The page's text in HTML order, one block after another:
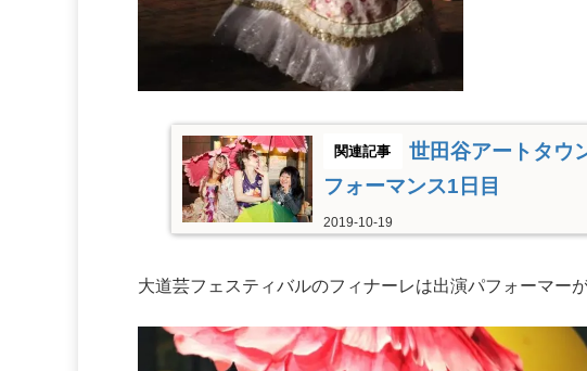
世田谷アートタウ
フォーマンス1日目
2019-10-19
大道芸フェスティバルのフィナーレは出演パフォーマー